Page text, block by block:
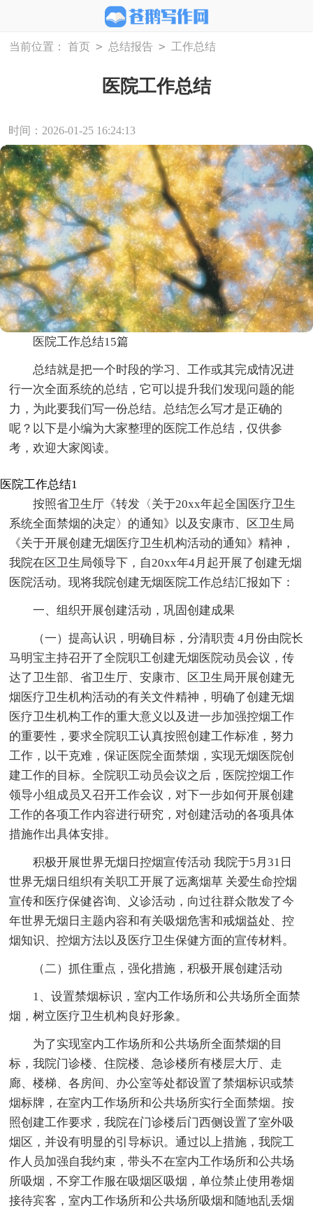
当前位置： 首页 > 总结报告 > 工作总结
医院工作总结
时间：2026-01-25 16:24:13
医院工作总结15篇
总结就是把一个时段的学习、工作或其完成情况进
行一次全面系统的总结，它可以提升我们发现问题的能
力，为此要我们写一份总结。总结怎么写才是正确的
呢？以下是小编为大家整理的医院工作总结，仅供参
考，欢迎大家阅读。
医院工作总结1
按照省卫生厅《转发〈关于20xx年起全国医疗卫生
系统全面禁烟的决定〉的通知》以及安康市、区卫生局
《关于开展创建无烟医疗卫生机构活动的通知》精神，
我院在区卫生局领导下，自20xx年4月起开展了创建无烟
医院活动。现将我院创建无烟医院工作总结汇报如下：
一、组织开展创建活动，巩固创建成果
（一）提高认识，明确目标，分清职责 4月份由院长
马明宝主持召开了全院职工创建无烟医院动员会议，传
达了卫生部、省卫生厅、安康市、区卫生局开展创建无
烟医疗卫生机构活动的有关文件精神，明确了创建无烟
医疗卫生机构工作的重大意义以及进一步加强控烟工作
的重要性，要求全院职工认真按照创建工作标准，努力
工作，以干克难，保证医院全面禁烟，实现无烟医院创
建工作的目标。全院职工动员会议之后，医院控烟工作
领导小组成员又召开工作会议，对下一步如何开展创建
工作的各项工作内容进行研究，对创建活动的各项具体
措施作出具体安排。
积极开展世界无烟日控烟宣传活动 我院于5月31日
世界无烟日组织有关职工开展了远离烟草 关爱生命控烟
宣传和医疗保健咨询、义诊活动，向过往群众散发了今
年世界无烟日主题内容和有关吸烟危害和戒烟益处、控
烟知识、控烟方法以及医疗卫生保健方面的宣传材料。
（二）抓住重点，强化措施，积极开展创建活动
1、设置禁烟标识，室内工作场所和公共场所全面禁
烟，树立医疗卫生机构良好形象。
为了实现室内工作场所和公共场所全面禁烟的目
标，我院门诊楼、住院楼、急诊楼所有楼层大厅、走
廊、楼梯、各房间、办公室等处都设置了禁烟标识或禁
烟标牌，在室内工作场所和公共场所实行全面禁烟。按
照创建工作要求，我院在门诊楼后门西侧设置了室外吸
烟区，并设有明显的引导标识。通过以上措施，我院工
作人员加强自我约束，带头不在室内工作场所和公共场
所吸烟，不穿工作服在吸烟区吸烟，单位禁止使用卷烟
接待宾客，室内工作场所和公共场所吸烟和随地乱丢烟